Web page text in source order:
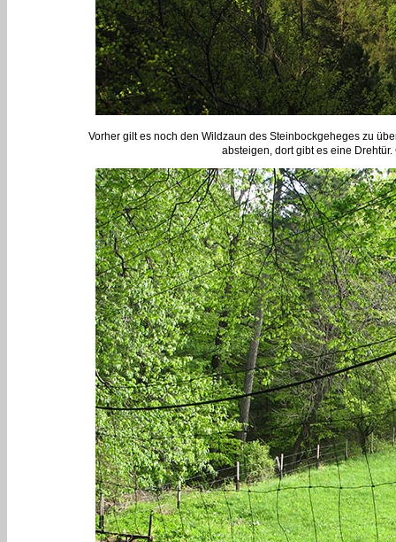
Vorher gilt es noch den Wildzaun des Steinbockgeheges zu
absteigen, dort gibt es eine